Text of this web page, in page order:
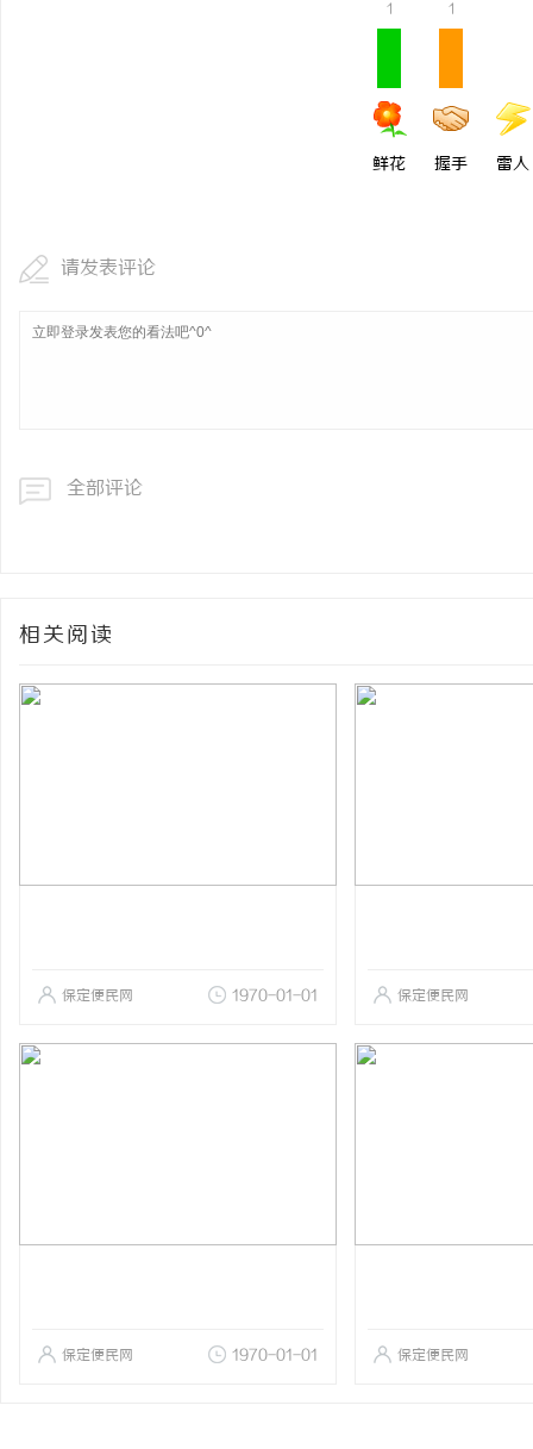
1
鲜花
1
握手 雷人
请发表评论
全部评论
相关阅读
保定便民网 1970-01-01 保定便民网
保定便民网 1970-01-01 保定便民网